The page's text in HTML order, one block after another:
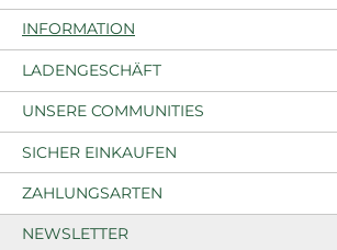
INFORMATION
LADENGESCHÄFT
UNSERE COMMUNITIES
SICHER EINKAUFEN
ZAHLUNGSARTEN
NEWSLETTER